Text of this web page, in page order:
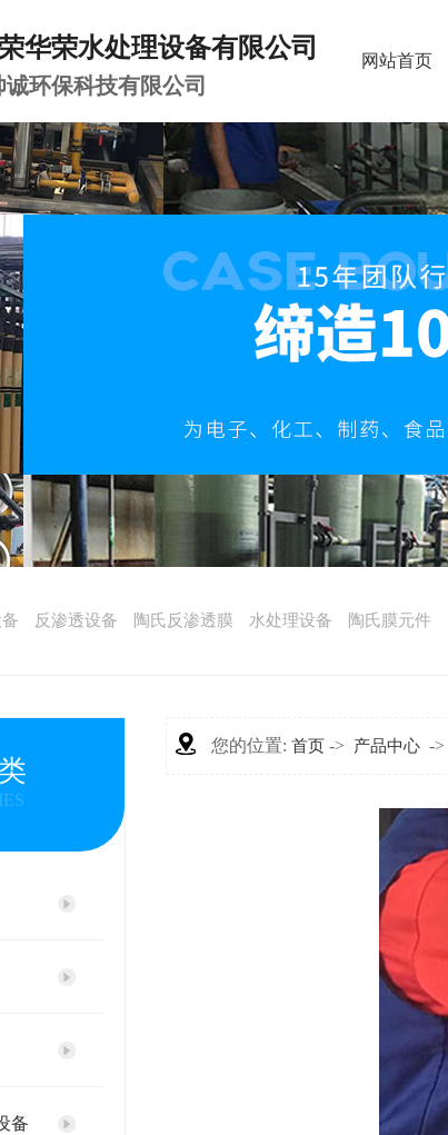
华荣水处理设备有限公司
环保科技有限公司
网站首页
新闻资讯
反渗透设备 陶氏反渗透膜 水处理设备 陶氏膜元件
备
您的位置: 首页 -> 产品中心 ->